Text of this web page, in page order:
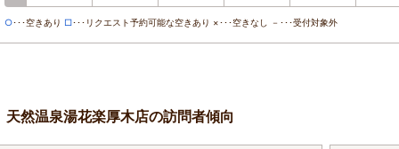
○･･･空きあり □･･･リクエスト予約可能な空きあり ×･･･空きなし －･･･受付対象外
天然温泉湯花楽厚木店の訪問者傾向